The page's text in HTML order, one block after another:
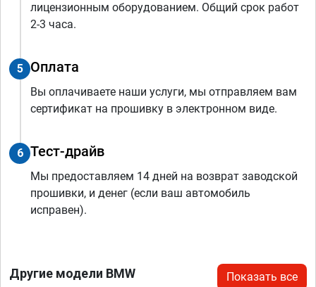
лицензионным оборудованием. Общий срок работ
2-3 часа.
5 Оплата
Вы оплачиваете наши услуги, мы отправляем вам
сертификат на прошивку в электронном виде.
6 Тест-драйв
Мы предоставляем 14 дней на возврат заводской
прошивки, и денег (если ваш автомобиль
исправен).
Другие модели BMW Показать все